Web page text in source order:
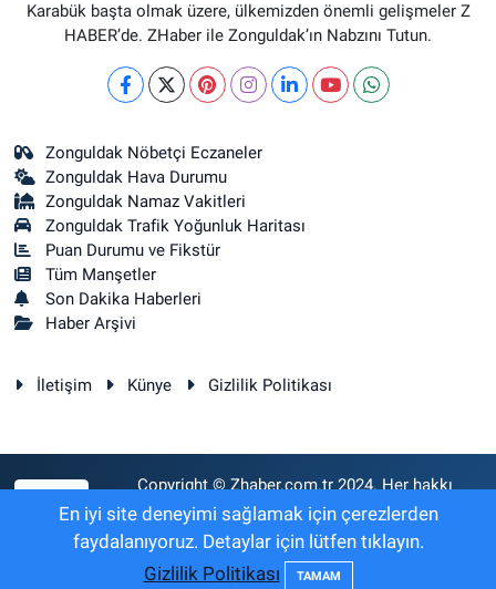
Karabük başta olmak üzere, ülkemizden önemli gelişmeler Z
HABER’de. ZHaber ile Zonguldak’ın Nabzını Tutun.
Zonguldak Nöbetçi Eczaneler
Zonguldak Hava Durumu
Zonguldak Namaz Vakitleri
Zonguldak Trafik Yoğunluk Haritası
Puan Durumu ve Fikstür
Tüm Manşetler
Son Dakika Haberleri
Haber Arşivi
İletişim Künye Gizlilik Politikası
Copyright © Zhaber.com.tr 2024. Her hakkı
saklıdır.
Haber Yazılımı:TE Bilişim
En iyi site deneyimi sağlamak için çerezlerden
faydalanıyoruz. Detaylar için lütfen tıklayın.
Gizlilik Politikası
TAMAM